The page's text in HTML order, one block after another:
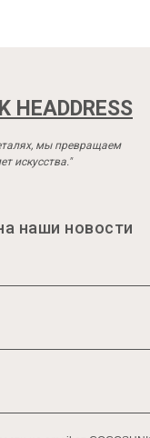
мы превращаем
искусства."
HEADDRESS
наши новости